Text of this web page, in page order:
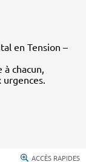
en Tension –
chacun,
ACCÈS RAPIDES